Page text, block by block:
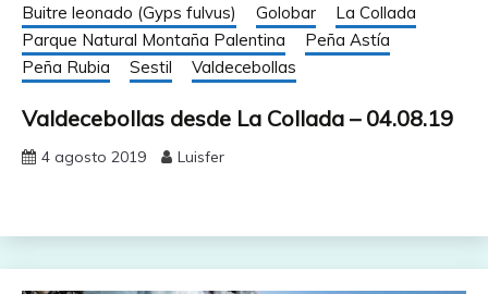
Buitre leonado (Gyps fulvus) Golobar
La Collada
Parque Natural Montaña Palentina
Peña Astía
Peña Rubia
Sestil Valdecebollas
Valdecebollas desde La Collada – 04.08.19
4 agosto 2019 Luisfer